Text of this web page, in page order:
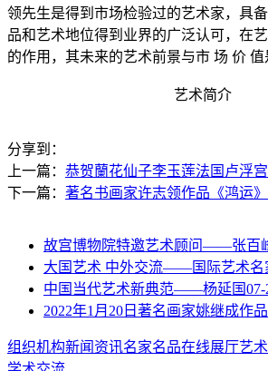
领先生是得到市场检验过的艺术家，具
品和艺术地位得到业界的广泛认可，在
的作用，其未来的艺术前景与市 场 价 值
艺术简介
分享到：
上一篇： 恭贺蘭花仙子李玉莲法国卢浮
下一篇： 著名书画家许志领作品《鸿运
故宫博物院特邀艺术顾问——张百
大国艺术 中外交流——国际艺术名
中国当代艺术新典范——杨延国07-
2022年1月20日著名画家姚继成作
组织机构新闻资讯名家名品在线展厅艺